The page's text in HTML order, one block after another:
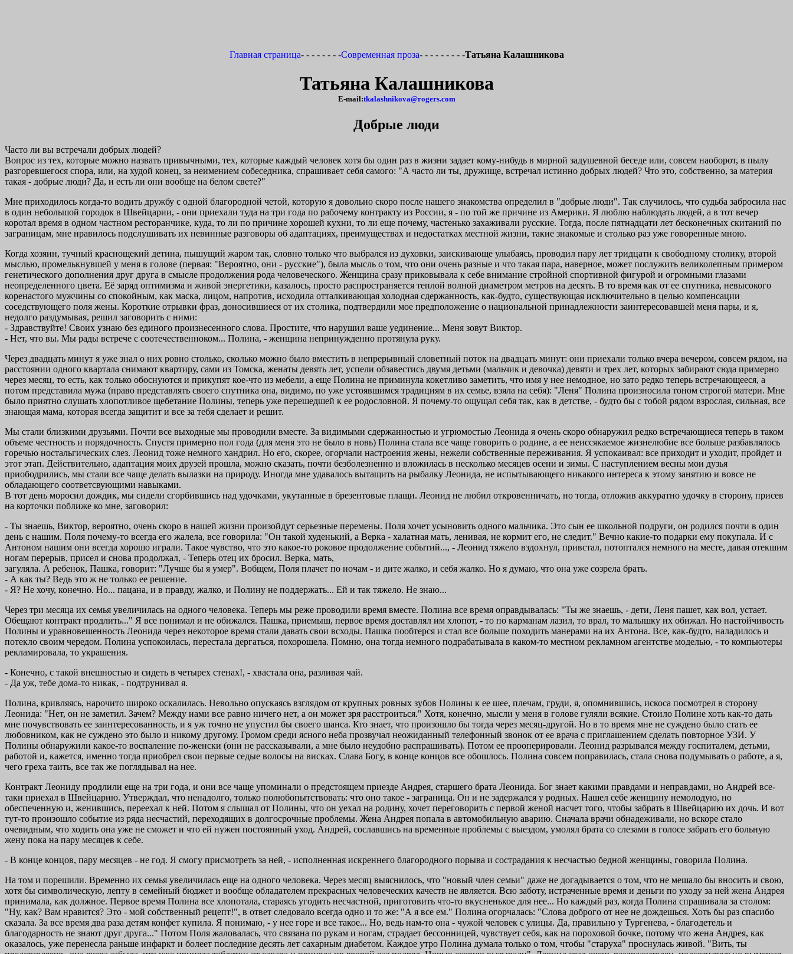
Главная страница- - - - - - - -Cовременная проза- - - - - - - - -Татьяна Калашникова
Татьяна Калашникова
E-mail:tkalashnikova@rogers.com
Добрые люди
Часто ли вы встречали добрых людей?
Вопрос из тех, которые можно назвать привычными, тех, которые каждый человек хотя бы один раз в жизни задает кому-нибудь в мирной задушевной беседе или, совсем наоборот, в пылу
разгоревшегося спора, или, на худой конец, за неимением собеседника, спрашивает себя самого: "А часто ли ты, дружище, встречал истинно добрых людей? Что это, собственно, за материя
такая - добрые люди? Да, и есть ли они вообще на белом свете?"
Мне приходилось когда-то водить дружбу с одной благородной четой, которую я довольно скоро после нашего знакомства определил в "добрые люди". Так случилось, что судьба забросила нас
в один небольшой городок в Швейцарии, - они приехали туда на три года по рабочему контракту из России, я - по той же причине из Америки. Я люблю наблюдать людей, а в тот вечер
коротал время в одном частном ресторанчике, куда, то ли по причине хорошей кухни, то ли еще почему, частенько захаживали русские. Тогда, после пятнадцати лет бесконечных скитаний по
заграницам, мне нравилось подслушивать их невинные разговоры об адаптациях, преимуществах и недостатках местной жизни, такие знакомые и столько раз уже говоренные мною.
Когда хозяин, тучный краснощекий детина, пышущий жаром так, словно только что выбрался из духовки, заискивающе улыбаясь, проводил пару лет тридцати к свободному столику, второй
мыслью, промелькнувшей у меня в голове (первая: "Вероятно, они - русские"), была мысль о том, что они очень разные и что такая пара, наверное, может послужить великолепным примером
генетического дополнения друг друга в смысле продолжения рода человеческого. Женщина сразу приковывала к себе внимание стройной спортивной фигурой и огромными глазами
неопределенного цвета. Её заряд оптимизма и живой энергетики, казалось, просто распространяется теплой волной диаметром метров на десять. В то время как от ее спутника, невысокого
коренастого мужчины со спокойным, как маска, лицом, напротив, исходила отталкивающая холодная сдержанность, как-будто, существующая исключительно в целью компенсации
соседствующего поля жены. Короткие отрывки фраз, доносившиеся от их столика, подтвердили мое предположение о национальной принадлежности заинтересовавшей меня пары, и я,
недолго раздумывая, решил заговорить с ними:
- Здравствуйте! Своих узнаю без единого произнесенного слова. Простите, что нарушил ваше уединение... Меня зовут Виктор.
- Нет, что вы. Мы рады встрече с соотечественноком... Полина, - женщина непринужденно протянула руку.
Через двадцать минут я уже знал о них ровно столько, сколько можно было вместить в непрерывный словетный поток на двадцать минут: они приехали только вчера вечером, совсем рядом, на
расстоянии одного квартала снимают квартиру, сами из Томска, женаты девять лет, успели обзавестись двумя детьми (мальчик и девочка) девяти и трех лет, которых забирают сюда примерно
через месяц, то есть, как только обоснуются и прикупят кое-что из мебели, а еще Полина не приминула кокетливо заметить, что имя у нее немодное, но зато редко теперь встречающееся, а
потом представила мужа (право представлять своего спутника она, видимо, по уже устоявшимся традициям в их семье, взяла на себя): "Леня" Полина произносила тоном строгой матери. Мне
было приятно слушать хлопотливое щебетание Полины, теперь уже перешедшей к ее родословной. Я почему-то ощущал себя так, как в детстве, - будто бы с тобой рядом взрослая, сильная, все
знающая мама, которая всегда защитит и все за тебя сделает и решит.
Мы стали близкими друзьями. Почти все выходные мы проводили вместе. За видимыми сдержанностью и угрюмостью Леонида я очень скоро обнаружил редко встречающиеся теперь в таком
объеме честность и порядочность. Спустя примерно пол года (для меня это не было в новь) Полина стала все чаще говорить о родине, а ее неиссякаемое жизнелюбие все больше разбавлялось
горечью ностальгических слез. Леонид тоже немного хандрил. Но его, скорее, огорчали настроения жены, нежели собственные переживания. Я успокаивал: все приходит и уходит, пройдет и
этот этап. Действительно, адаптация моих друзей прошла, можно сказать, почти безболезненно и вложилась в несколько месяцев осени и зимы. С наступлением весны мои дузья
приободрились, мы стали все чаще делать вылазки на природу. Иногда мне удавалось вытащить на рыбалку Леонида, не испытывающего никакого интереса к этому занятию и вовсе не
обладающего соответсвующими навыками.
В тот день моросил дождик, мы сидели сгорбившись над удочками, укутанные в брезентовые плащи. Леонид не любил откровенничать, но тогда, отложив аккуратно удочку в сторону, присев
на корточки поближе ко мне, заговорил:
- Ты знаешь, Виктор, вероятно, очень скоро в нашей жизни произойдут серьезные перемены. Поля хочет усыновить одного мальчика. Это сын ее школьной подруги, он родился почти в один
день с нашим. Поля почему-то всегда его жалела, все говорила: "Он такой худенький, а Верка - халатная мать, ленивая, не кормит его, не следит." Вечно какие-то подарки ему покупала. И с
Антоном нашим они всегда хорошо играли. Такое чувство, что это какое-то роковое продолжение событий..., - Леонид тяжело вздохнул, привстал, потоптался немного на месте, давая отекшим
ногам перерыв, присел и снова продолжал, - Теперь отец их бросил. Верка, мать,
загуляла. А ребенок, Пашка, говорит: "Лучше бы я умер". Вобщем, Поля плачет по ночам - и дите жалко, и себя жалко. Но я думаю, что она уже созрела брать.
- А как ты? Ведь это ж не только ее решение.
- Я? Не хочу, конечно. Но... пацана, и в правду, жалко, и Полину не поддержать... Ей и так тяжело. Не знаю...
Через три месяца их семья увеличилась на одного человека. Теперь мы реже проводили время вместе. Полина все время оправдывалась: "Ты же знаешь, - дети, Леня пашет, как вол, устает.
Обещают контракт продлить..." Я все понимал и не обижался. Пашка, приемыш, первое время доставлял им хлопот, - то по карманам лазил, то врал, то малышку их обижал. Но настойчивость
Полины и уравновешенность Леонида через некоторое время стали давать свои всходы. Пашка пообтерся и стал все больше походить манерами на их Антона. Все, как-будто, наладилось и
потекло своим чередом. Полина успокоилась, перестала дергаться, похорошела. Помню, она тогда немного подрабатывала в каком-то местном рекламном агентстве моделью, - то компьютеры
рекламировала, то украшения.
- Конечно, с такой внешностью и сидеть в четырех стенах!, - хвастала она, разливая чай.
- Да уж, тебе дома-то никак, - подтрунивал я.
Полина, кривляясь, нарочито широко оскалилась. Невольно опускаясь взглядом от крупных ровных зубов Полины к ее шее, плечам, груди, я, опомнившись, искоса посмотрел в сторону
Леонида: "Нет, он не заметил. Зачем? Между нами все равно ничего нет, а он может зря расстроиться." Хотя, конечно, мысли у меня в голове гуляли всякие. Стоило Полине хоть как-то дать
мне почувствовать ее заинтересованность, и я уж точно не упустил бы своего шанса. Кто знает, что произошло бы тогда через месяц-другой. Но в то время мне не суждено было стать ее
любовником, как не суждено это было и никому другому. Громом среди ясного неба прозвучал неожиданный телефонный звонок от ее врача с приглашением сделать повторное УЗИ. У
Полины обнаружили какое-то воспаление по-женски (они не рассказывали, а мне было неудобно распрашивать). Потом ее прооперировали. Леонид разрывался между госпиталем, детьми,
работой и, кажется, именно тогда приобрел свои первые седые волосы на висках. Слава Богу, в конце концов все обошлось. Полина совсем поправилась, стала снова подумывать о работе, а я,
чего греха таить, все так же поглядывал на нее.
Контракт Леониду продлили еще на три года, и они все чаще упоминали о предстоящем приезде Андрея, старшего брата Леонида. Бог знает какими правдами и неправдами, но Андрей все-
таки приехал в Швейцарию. Утверждал, что ненадолго, только полюбопытствовать: что оно такое - заграница. Он и не задержался у родных. Нашел себе женщину немолодую, но
обеспеченную и, женившись, переехал к ней. Потом я слышал от Полины, что он уехал на родину, хочет переговорить с первой женой насчет того, чтобы забрать в Швейцарию их дочь. И вот
тут-то произошло событие из ряда несчастий, переходящих в долгосрочные проблемы. Жена Андрея попала в автомобильную аварию. Сначала врачи обнадеживали, но вскоре стало
очевидным, что ходить она уже не сможет и что ей нужен постоянный уход. Андрей, сославшись на временные проблемы с выездом, умолял брата со слезами в голосе забрать его больную
жену пока на пару месяцев к себе.
- В конце концов, пару месяцев - не год. Я смогу присмотреть за ней, - исполненная искреннего благородного порыва и сострадания к несчастью бедной женщины, говорила Полина.
На том и порешили. Временно их семья увеличилась еще на одного человека. Через месяц выяснилось, что "новый член семьи" даже не догадывается о том, что не мешало бы вносить и свою,
хотя бы символическую, лепту в семейный бюджет и вообще обладателем прекрасных человеческих качеств не является. Всю заботу, истраченные время и деньги по уходу за ней жена Андрея
принимала, как должное. Первое время Полина все хлопотала, стараясь угодить несчастной, приготовить что-то вкусненькое для нее... Но каждый раз, когда Полина спрашивала за столом:
"Ну, как? Вам нравится? Это - мой собственный рецепт!", в ответ следовало всегда одно и то же: "А я все ем." Полина огорчалась: "Слова доброго от нее не дождешься. Хоть бы раз спасибо
сказала. За все время два раза детям конфет купила. Я понимаю, - у нее горе и все такое... Но, ведь нам-то она - чужой человек с улицы. Да, правильно у Тургенева, - благодетель и
благодарность не знают друг друга..." Потом Поля жаловалась, что связана по рукам и ногам, страдает бессонницей, чувствует себя, как на пороховой бочке, потому что жена Андрея, как
оказалось, уже перенесла раньше инфаркт и болеет последние десять лет сахарным диабетом. Каждое утро Полина думала только о том, чтобы "старуха" проснулась живой. "Вить, ты